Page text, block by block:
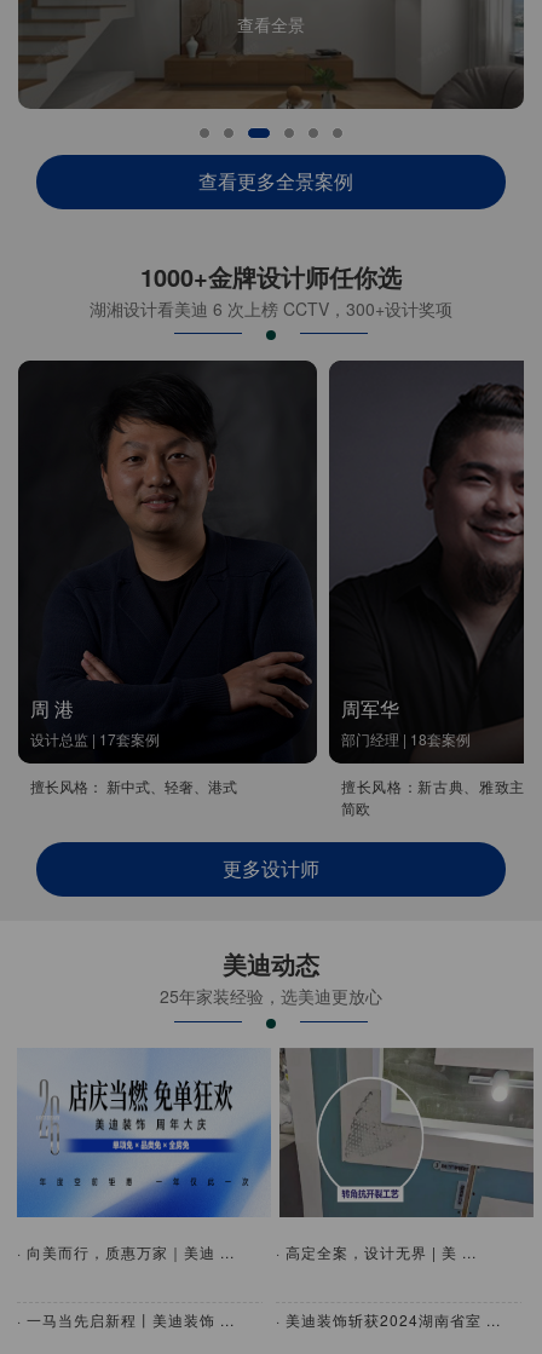
查看全景
查看更多全景案例
1000+金牌设计师任你选
湖湘设计看美迪 6 次上榜 CCTV，300+设计奖项
周 港
设计总监 | 17套案例
擅长风格： 新中式、轻奢、港式
周军华
部门经理 | 18套案例
擅长风格：新古典、雅致主
简欧
更多设计师
美迪动态
25年家装经验，选美迪更放心
· 向美而行，质惠万家｜美迪 ...
· 一马当先启新程丨美迪装饰 ...
· 高定全案，设计无界 | 美 ...
· 美迪装饰斩获2024湖南省室 ...